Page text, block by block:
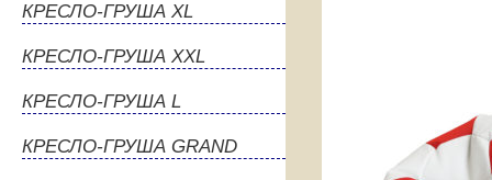
КРЕСЛО-ГРУША XL
КРЕСЛО-ГРУША XXL
КРЕСЛО-ГРУША L
КРЕСЛО-ГРУША GRAND